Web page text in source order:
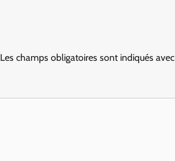
Les champs obligatoires sont indiqués avec